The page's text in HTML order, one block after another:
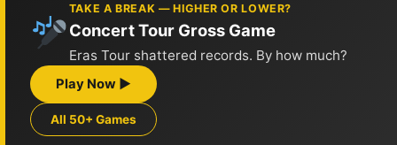
TAKE A BREAK — HIGHER OR LOWER?
Concert Tour Gross Game
Eras Tour shattered records. By how much?
Play Now ▶
All 50+ Games